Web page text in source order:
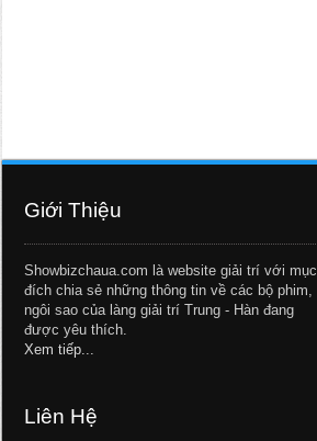
Giới Thiệu
Showbizchaua.com là website giải trí với mục
đích chia sẻ những thông tin về các bộ phim,
ngôi sao của làng giải trí Trung - Hàn đang
được yêu thích.
Xem tiếp...
Liên Hệ